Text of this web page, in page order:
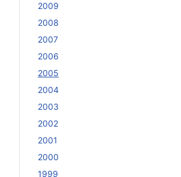
2009
2008
2007
2006
2005
2004
2003
2002
2001
2000
1999